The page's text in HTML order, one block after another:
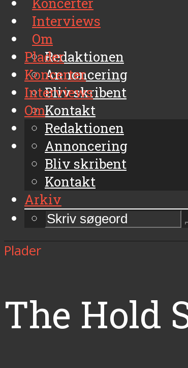
Interviews
Om
Redaktionen
Annoncering
Bliv skribent
Kontakt
Arkiv
Plader
Koncerter
Interviews
Om
Redaktionen
Annoncering
Bliv skribent
Kontakt
Arkiv
Plader
The Hold